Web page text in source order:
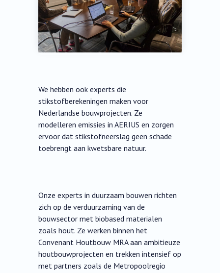
We hebben ook experts die
stikstofberekeningen maken voor
Nederlandse bouwprojecten. Ze
modelleren emissies in AERIUS en zorgen
ervoor dat stikstofneerslag geen schade
toebrengt aan kwetsbare natuur.
Onze experts in duurzaam bouwen richten
zich op de verduurzaming van de
bouwsector met biobased materialen
zoals hout. Ze werken binnen het
Convenant Houtbouw MRA aan ambitieuze
houtbouwprojecten en trekken intensief op
met partners zoals de Metropoolregio